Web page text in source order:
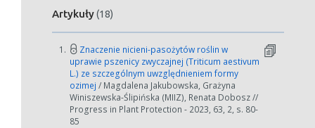
Artykuły(18)
1.
Znaczenie nicieni-pasożytów roślin w
uprawie pszenicy zwyczajnej (Triticum aestivum
L.) ze szczególnym uwzględnieniem formy
ozimej / Magdalena Jakubowska, Grażyna
Winiszewska-Ślipińska (MIIZ), Renata Dobosz //
Progress in Plant Protection - 2023, 63, 2, s. 80-
85